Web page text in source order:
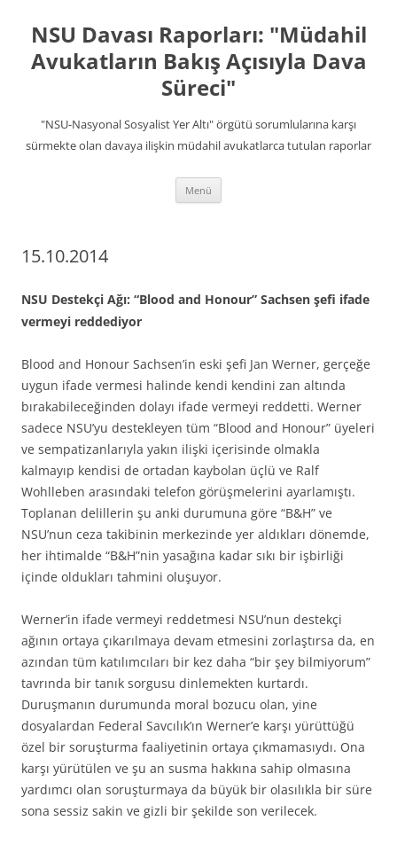
NSU Davası Raporları: "Müdahil
Avukatların Bakış Açısıyla Dava
Süreci"
"NSU-Nasyonal Sosyalist Yer Altı" örgütü sorumlularına karşı
sürmekte olan davaya ilişkin müdahil avukatlarca tutulan raporlar
Menü
15.10.2014
NSU Destekçi Ağı: “Blood and Honour” Sachsen şefi ifade
vermeyi reddediyor
Blood and Honour Sachsen’in eski şefi Jan Werner, gerçeğe
uygun ifade vermesi halinde kendi kendini zan altında
bırakabileceğinden dolayı ifade vermeyi reddetti. Werner
sadece NSU’yu destekleyen tüm “Blood and Honour” üyeleri
ve sempatizanlarıyla yakın ilişki içerisinde olmakla
kalmayıp kendisi de ortadan kaybolan üçlü ve Ralf
Wohlleben arasındaki telefon görüşmelerini ayarlamıştı.
Toplanan delillerin şu anki durumuna göre “B&H” ve
NSU’nun ceza takibinin merkezinde yer aldıkları dönemde,
her ihtimalde “B&H”nin yasağına kadar sıkı bir işbirliği
içinde oldukları tahmini oluşuyor.
Werner’in ifade vermeyi reddetmesi NSU’nun destekçi
ağının ortaya çıkarılmaya devam etmesini zorlaştırsa da, en
azından tüm katılımcıları bir kez daha “bir şey bilmiyorum”
tavrında bir tanık sorgusu dinlemekten kurtardı.
Duruşmanın durumunda moral bozucu olan, yine
dosyalardan Federal Savcılık’ın Werner’e karşı yürüttüğü
özel bir soruşturma faaliyetinin ortaya çıkmamasıydı. Ona
karşı yürütülen ve şu an susma hakkına sahip olmasına
yardımcı olan soruşturmaya da büyük bir olasılıkla bir süre
sona sessiz sakin ve gizli bir şekilde son verilecek.